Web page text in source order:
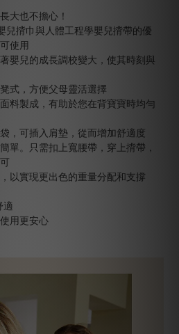
大也不擔心！
兒揹巾與人體工程學嬰兒揹帶的優
使用
嬰兒的成長調校變大，使其時刻與
式，方便父母靈活選擇
料製成，有助於您在背寶寶時均勻
，可插入肩墊，從而增加舒適度
單。只需扣上寬腰帶，穿上揹帶，
以實現更出色的重量分配和支撐
適
用更安心